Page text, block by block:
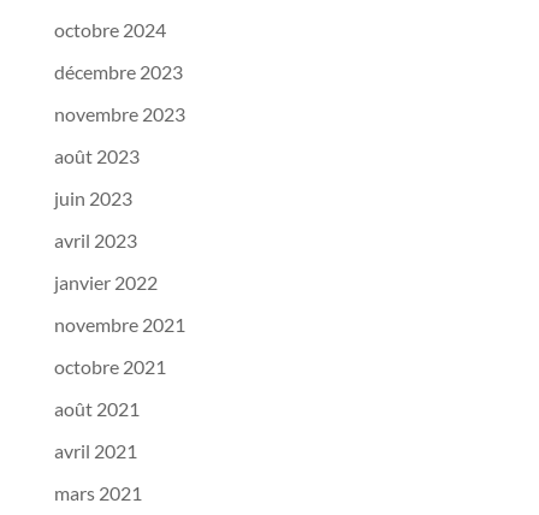
octobre 2024
décembre 2023
novembre 2023
août 2023
juin 2023
avril 2023
janvier 2022
novembre 2021
octobre 2021
août 2021
avril 2021
mars 2021